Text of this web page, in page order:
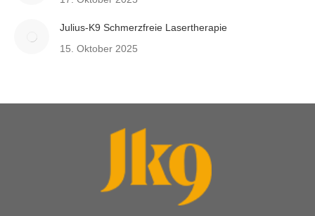
Julius-K9 Schmerzfreie Lasertherapie
15. Oktober 2025